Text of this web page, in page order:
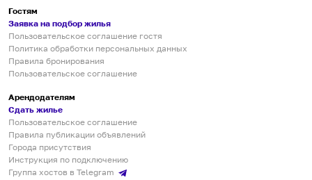
Гостям
Заявка на подбор жилья
Пользовательское соглашение гостя
Политика обработки персональных данных
Правила бронирования
Пользовательское соглашение
Арендодателям
Сдать жилье
Пользовательское соглашение
Правила публикации объявлений
Города присутствия
Инструкция по подключению
Группа хостов в Telegram